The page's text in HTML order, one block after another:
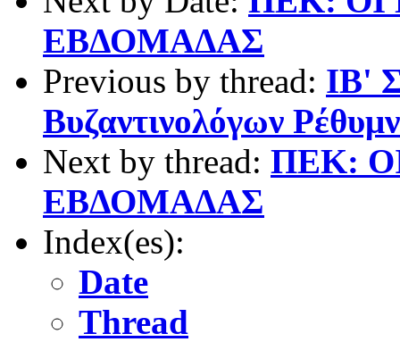
ΕΒΔΟΜΑΔΑΣ
Previous by thread: ΙΒ'
Βυζαντινολόγων
Next by thread: ΠΕΚ:
ΕΒΔΟΜΑΔΑΣ
Index(es):
Date
Thread